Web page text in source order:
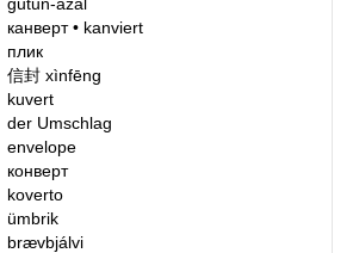
канверт• kanviert
плик
信封xìnfēng
kuvert
der Umschlag
envelope
конверт
koverto
ümbrik
brævbjálvi